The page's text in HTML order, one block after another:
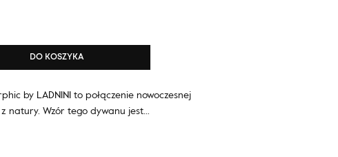
DO KOSZYKA
by LADNINI to połączenie nowoczesnej
natury. Wzór tego dywanu jest…